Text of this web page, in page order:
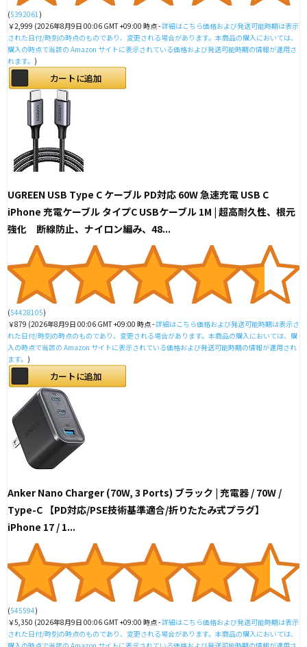
(5392061 )
￥2,999 (2026年8月9日 00:06 GMT +09:00 時点 -詳細はこちら価格および発送可能時期は表示
された日付/時刻の時点のものであり、変更される場合があります。本商品の購入においては、
購入の時点で当該の Amazon サイトに表示されている価格および発送可能時期の情報が適用さ
れます。 )
カートに追加
UGREEN USB Type C ケーブル PD対応 60W 急速充電 USB C
iPhone 充電ケーブル タイプC USBケーブル 1M | 超高耐久性、根元
強化 断線防止、ナイロン編み、48...
(54428105)
￥879 (2026年8月9日 00:06 GMT +09:00 時点 -詳細はこちら価格および発送可能時期は表示さ
れた日付/時刻の時点のものであり、変更される場合があります。本商品の購入においては、購
入の時点で当該の Amazon サイトに表示されている価格および発送可能時期の情報が適用され
ます。 )
カートに追加
Anker Nano Charger (70W, 3 Ports) ブラック | 充電器 / 70W /
Type-C 【PD対応/PSE技術基準適合/折りたたみ式プラグ】
iPhone 17 / 1...
(545594)
￥5,350 (2026年8月9日 00:06 GMT +09:00 時点 -詳細はこちら価格および発送可能時期は表示
された日付/時刻の時点のものであり、変更される場合があります。本商品の購入においては、